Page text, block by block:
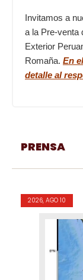
Invitamos a
a la Pre-venta
Exterior
Romaña. En
detalle al
PRENSA
2026, AGO 10